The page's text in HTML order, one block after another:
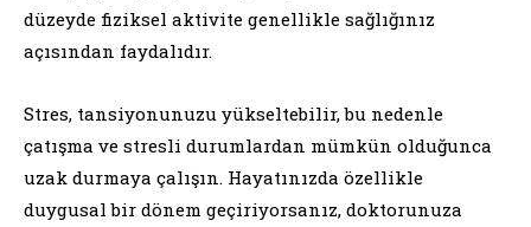
düzeyde fiziksel aktivite genellikle sağlığınız
açısından faydalıdır.
Stres, tansiyonunuzu yükseltebilir, bu nedenle
çatışma ve stresli durumlardan mümkün olduğunca
uzak durmaya çalışın. Hayatınızda özellikle
duygusal bir dönem geçiriyorsanız, doktorunuza